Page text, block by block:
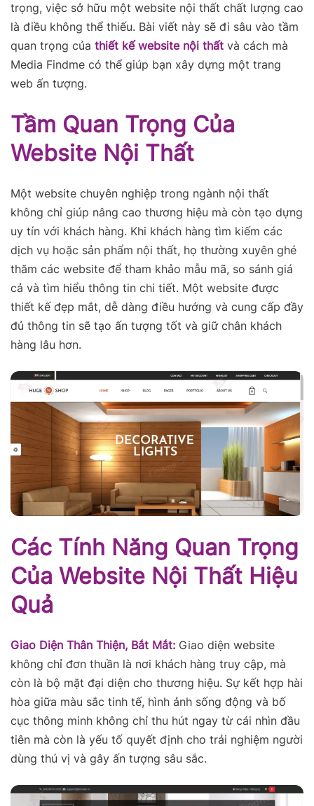
trọng, việc sở hữu một website nội thất chất lượng cao
là điều không thể thiếu. Bài viết này sẽ đi sâu vào tầm
quan trọng của thiết kế website nội thất và cách mà
Media Findme có thể giúp bạn xây dựng một trang
web ấn tượng.
Tầm Quan Trọng Của
Website Nội Thất
Một website chuyên nghiệp trong ngành nội thất
không chỉ giúp nâng cao thương hiệu mà còn tạo dựng
uy tín với khách hàng. Khi khách hàng tìm kiếm các
dịch vụ hoặc sản phẩm nội thất, họ thường xuyên ghé
thăm các website để tham khảo mẫu mã, so sánh giá
cả và tìm hiểu thông tin chi tiết. Một website được
thiết kế đẹp mắt, dễ dàng điều hướng và cung cấp đầy
đủ thông tin sẽ tạo ấn tượng tốt và giữ chân khách
hàng lâu hơn.
Các Tính Năng Quan Trọng
Của Website Nội Thất Hiệu
Quả
Giao Diện Thân Thiện, Bắt Mắt: Giao diện website
không chỉ đơn thuần là nơi khách hàng truy cập, mà
còn là bộ mặt đại diện cho thương hiệu. Sự kết hợp hài
hòa giữa màu sắc tinh tế, hình ảnh sống động và bố
cục thông minh không chỉ thu hút ngay từ cái nhìn đầu
tiên mà còn là yếu tố quyết định cho trải nghiệm người
dùng thú vị và gây ấn tượng sâu sắc.